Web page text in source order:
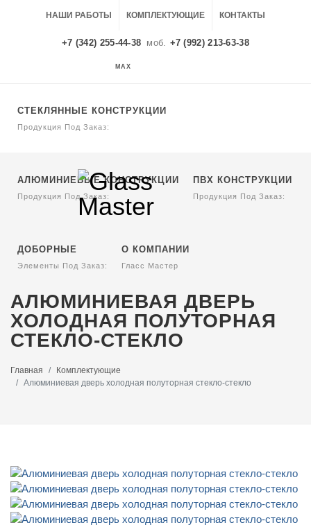
НАШИ РАБОТЫ КОМПЛЕКТУЮЩИЕ КОНТАКТЫ
+7 (342) 255-44-38 моб. +7 (992) 213-63-38
MAX
СТЕКЛЯННЫЕ КОНСТРУКЦИИ
Продукция Под Заказ:
АЛЮМИНИЕВЫЕ КОНСТРУКЦИИ
Продукция Под Заказ:
ПВХ КОНСТРУКЦИИ
Продукция Под Заказ:
ДОБОРНЫЕ
Элементы Под Заказ:
О КОМПАНИИ
Гласс Мастер
АЛЮМИНИЕВАЯ ДВЕРЬ
ХОЛОДНАЯ ПОЛУТОРНАЯ
СТЕКЛО-СТЕКЛО
Главная
Комплектующие
Алюминиевая дверь холодная полуторная стекло-стекло